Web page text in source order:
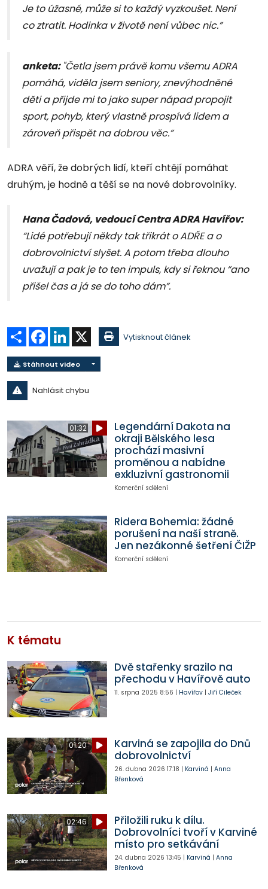
Je to úžasné, může si to každý vyzkoušet. Není
co ztratit. Hodinka v životě není vůbec nic.”
anketa: "Četla jsem právě komu všemu ADRA
pomáhá, viděla jsem seniory, znevýhodněné
děti a přijde mi to jako super nápad propojit
sport, pohyb, který vlastně prospívá lidem a
zároveň přispět na dobrou věc.”
ADRA věří, že dobrých lidí, kteří chtějí pomáhat
druhým, je hodně a těší se na nové dobrovolníky.
Hana Čadová, vedoucí Centra ADRA Havířov:
“Lidé potřebují někdy tak třikrát o ADŘE a o
dobrovolnictví slyšet. A potom třeba dlouho
uvažují a pak je to ten impuls, kdy si řeknou “ano
přišel čas a já se do toho dám”.
Sdílet Facebook
LinkedIn Vytisknout článek
Stáhnout video
Nahlásit chybu
01:32
Legendární Dakota na
okraji Bělského lesa
prochází masivní
proměnou a nabídne
exkluzivní gastronomii
Komerční sdělení
Ridera Bohemia: žádné
porušení na naší straně.
Jen nezákonné šetření ČIŽP
Komerční sdělení
K tématu
Dvě stařenky srazilo na
přechodu v Havířově auto
11. srpna 2025 8:56 | Havířov| Jiří Cileček
01:20
Karviná se zapojila do Dnů
dobrovolnictví
26. dubna 2026 17:18 | Karviná | Anna
Břenková
02:46
Přiložili ruku k dílu.
Dobrovolníci tvoří v Karviné
místo pro setkávání
24. dubna 2026 13:45 | Karviná | Anna
Břenková